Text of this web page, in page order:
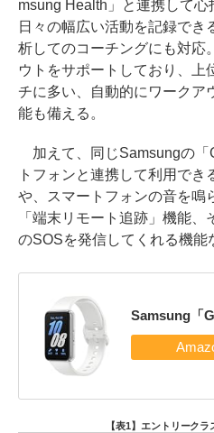
msung Health」と連携して
日々の幅広い活動を記録でき
析してのコーチングにも対応
ウトをサポートしており、上
チに多い、自動的にワークア
能も備える。
加えて、同じSamsungの「
トフォンと連携して利用で
や、スマートフォンの音を鳴
「端末リモート追跡」機能
のSOSを発信してくれる機能
Samsung「
【表1】エントリーク